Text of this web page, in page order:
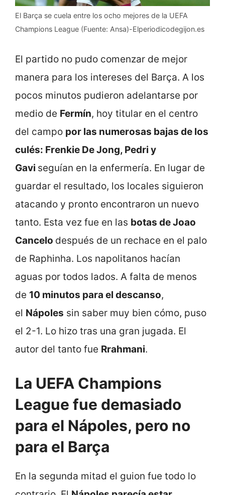
El Barça se cuela entre los ocho mejores de la UEFA
Champions League (Fuente: Ansa)-Elperiodicodegijon.es
El partido no pudo comenzar de mejor
manera para los intereses del Barça. A los
pocos minutos pudieron adelantarse por
medio de Fermín, hoy titular en el centro
del campo por las numerosas bajas de los
culés: Frenkie De Jong, Pedri y
Gavi seguían en la enfermería. En lugar de
guardar el resultado, los locales siguieron
atacando y pronto encontraron un nuevo
tanto. Esta vez fue en las botas de Joao
Cancelo después de un rechace en el palo
de Raphinha. Los napolitanos hacían
aguas por todos lados. A falta de menos
de 10 minutos para el descanso,
el Nápoles sin saber muy bien cómo, puso
el 2-1. Lo hizo tras una gran jugada. El
autor del tanto fue Rrahmani.
La UEFA Champions
League fue demasiado
para el Nápoles, pero no
para el Barça
En la segunda mitad el guion fue todo lo